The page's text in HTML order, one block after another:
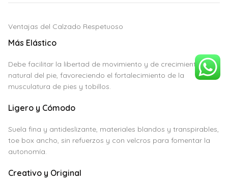
Ventajas del Calzado Respetuoso
Más Elástico
Debe facilitar la libertad de movimiento y de crecimiento
natural del pie, favoreciendo el fortalecimiento de la
musculatura de pies y tobillos.
Ligero y Cómodo
Suela fina y antideslizante, materiales blandos y transpirables,
toe box ancho, sin refuerzos y con velcros para fomentar la
autonomía.
Creativo y Original